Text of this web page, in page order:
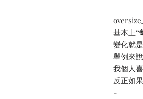
基本上“
變化就
舉例來
我個人
反正如
-